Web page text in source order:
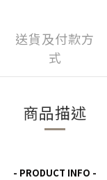
送貨及付款方
式
商品描述
- PRODUCT INFO -